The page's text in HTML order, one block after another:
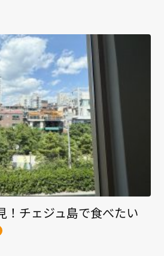
！チェジュ島で食べたい